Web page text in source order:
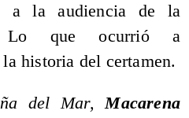
a la audiencia de la
que ocurrió a
historia del certamen.
del Mar,Macarena